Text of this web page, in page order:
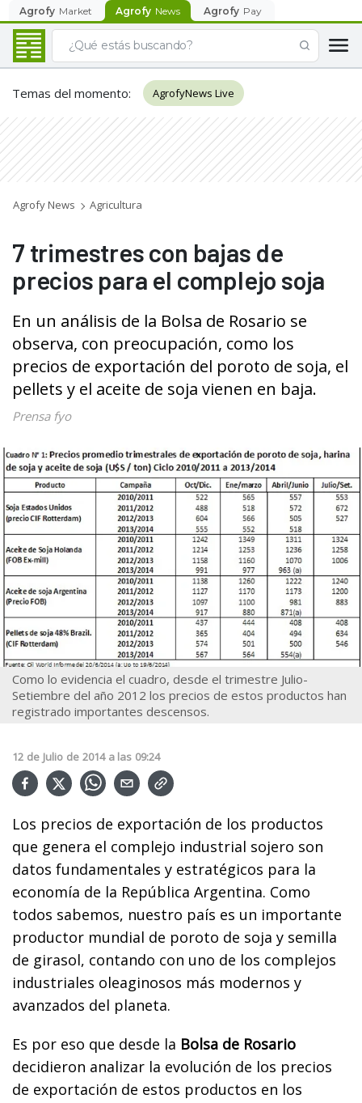
Agrofy Market Agrofy News Agrofy Pay
Temas del momento: AgrofyNews Live
Agrofy News Agricultura
7 trimestres con bajas de
precios para el complejo soja
En un análisis de la Bolsa de Rosario se
observa, con preocupación, como los
precios de exportación del poroto de soja, el
pellets y el aceite de soja vienen en baja.
Prensa fyo
Como lo evidencia el cuadro, desde el trimestre Julio-
Setiembre del año 2012 los precios de estos productos han
registrado importantes descensos.
12 de Julio de 2014 a las 09:24
Los precios de exportación de los productos
que genera el complejo industrial sojero son
datos fundamentales y estratégicos para la
economía de la República Argentina. Como
todos sabemos, nuestro país es un importante
productor mundial de poroto de soja y semilla
de girasol, contando con uno de los complejos
industriales oleaginosos más modernos y
avanzados del planeta.
Es por eso que desde la Bolsa de Rosario
decidieron analizar la evolución de los precios
de exportación de estos productos en los